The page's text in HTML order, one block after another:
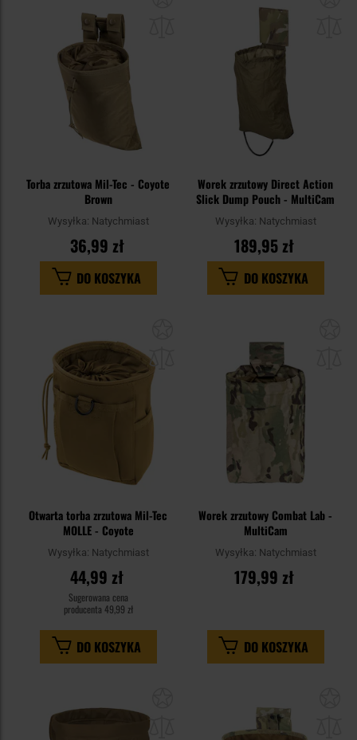
Torba zrzutowa Mil-Tec - Coyote
Brown
Wysyłka: Natychmiast
36,99 zł
DO KOSZYKA
Worek zrzutowy Direct Action
Slick Dump Pouch - MultiCam
Wysyłka: Natychmiast
189,95 zł
DO KOSZYKA
Otwarta torba zrzutowa Mil-Tec
MOLLE - Coyote
Wysyłka: Natychmiast
44,99 zł
Sugerowana cena
producenta 49,99 zł
DO KOSZYKA
Worek zrzutowy Combat Lab -
MultiCam
Wysyłka: Natychmiast
179,99 zł
DO KOSZYKA
schowka